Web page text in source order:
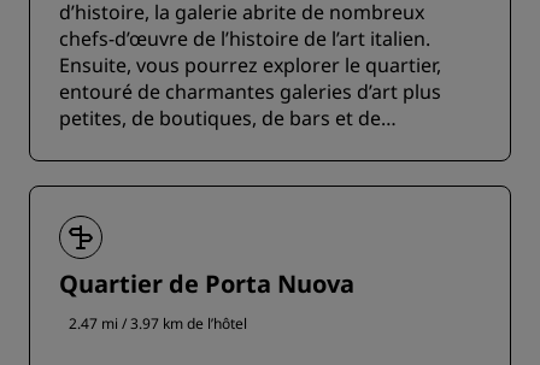
d’histoire, la galerie abrite de nombreux
chefs-d’œuvre de l’histoire de l’art italien.
Ensuite, vous pourrez explorer le quartier,
entouré de charmantes galeries d’art plus
petites, de boutiques, de bars et de
Quartier de Porta Nuova
2.47 mi / 3.97 km de l’hôtel